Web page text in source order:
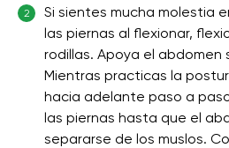
2
Si sientes mucha molestia
las piernas al flexionar,
rodillas. Apoya el abdomen
Mientras practicas la
hacia adelante paso a
las piernas hasta que el
separarse de los muslos.